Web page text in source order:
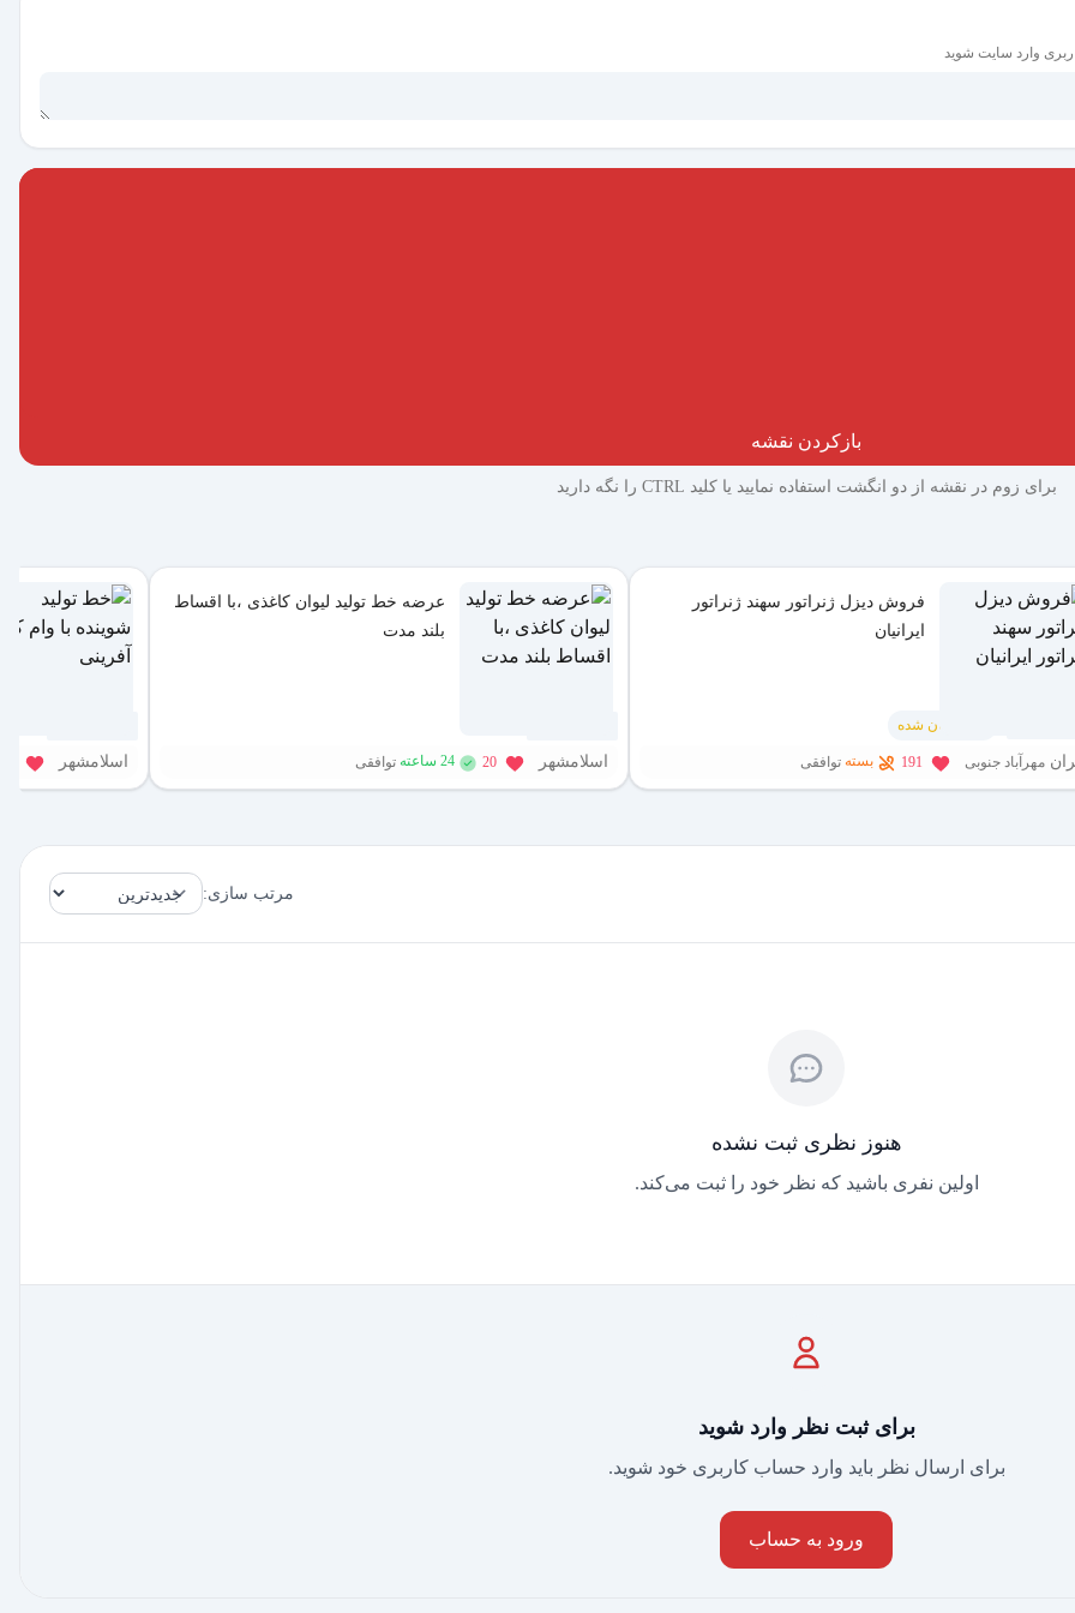
وارد سایت شوید
بازکردن نقشه
برای زوم در نقشه از دو انگشت استفاده نمایید یا کلید CTRL را نگه دارید
نردبان شده
فروش دیزل ژنراتور سهند ژنراتور
ایرانیان
مهرآباد جنوبی 191 بسته توافقی
عرضه خط تولید لیوان کاغذی ،با اقساط
بلند مدت
اسلامشهر 20 توافقی اسلامشهر
مرتب سازی:
هنوز نظری ثبت نشده
اولین نفری باشید که نظر خود را ثبت می‌کند.
برای ثبت نظر وارد شوید
برای ارسال نظر باید وارد حساب کاربری خود شوید.
ورود به حساب